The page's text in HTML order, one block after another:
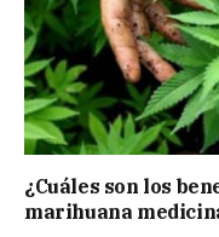
¿Cuáles son los
marihuana